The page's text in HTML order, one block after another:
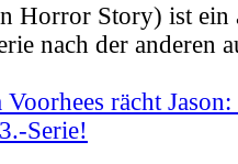
Horror Story) ist ein
nach der anderen